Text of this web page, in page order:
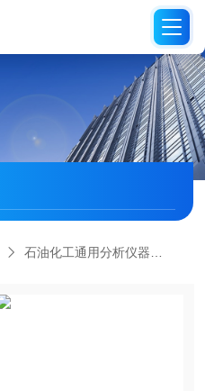
石油化工通用分析仪器